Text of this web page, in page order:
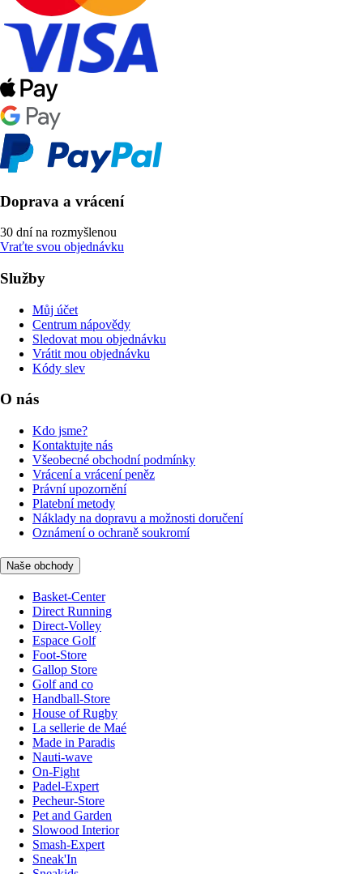
Doprava a vrácení
30 dní na rozmyšlenou
Vraťte svou objednávku
Služby
Můj účet
Centrum nápovědy
Sledovat mou objednávku
Vrátit mou objednávku
Kódy slev
O nás
Kdo jsme?
Kontaktujte nás
Všeobecné obchodní podmínky
Vrácení a vrácení peněz
Právní upozornění
Platební metody
Náklady na dopravu a možnosti doručení
Oznámení o ochraně soukromí
Naše obchody
Basket-Center
Direct Running
Direct-Volley
Espace Golf
Foot-Store
Gallop Store
Golf and co
Handball-Store
House of Rugby
La sellerie de Maé
Made in Paradis
Nauti-wave
On-Fight
Padel-Expert
Pecheur-Store
Pet and Garden
Slowood Interior
Smash-Expert
Sneak'In